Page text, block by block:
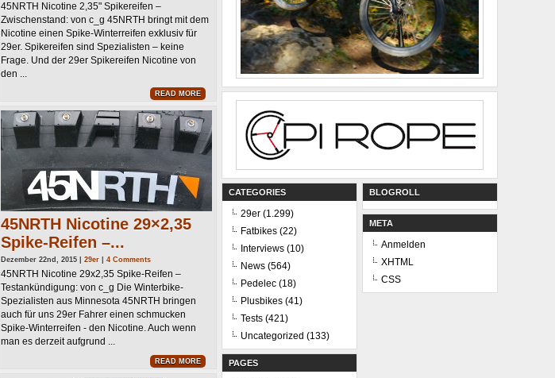
2,35″
Spikereifen
–
Zwischenstand
45NRTH Nicotine 2,35" Spikereifen –
Zwischenstand: von c_g 45NRTH bringt mit dem
Nicotine einen Spike-Winterreifen exklusiv für
29er. Spikereifen sind Spezialisten – keine
Frage. Und der 29er Spikereifen Nicotine von
den ...
READ MORE
45NRTH Nicotine 29×2,35
Spike-Reifen –...
Dezember 22nd, 2015 | 29er 4 Comments
45NRTH Nicotine 29x2,35 Spike-Reifen –
Testankündigung: von c_g Die Winterbike-
Spezialisten aus Minnesota 45NRTH bringen
auch für uns 29er Fahrer einen schmucken
Spike-Winterreifen - den Nicotine. Auch wenn
man es derzeit aufgrund ...
READ MORE
CATEGORIES
29er (1.299)
Fatbikes (22)
Interviews (10)
News (564)
Pedelec (18)
Plusbikes (41)
Tests (421)
Uncategorized (133)
PAGES
BLOGROLL
META
Anmelden
XHTML
CSS